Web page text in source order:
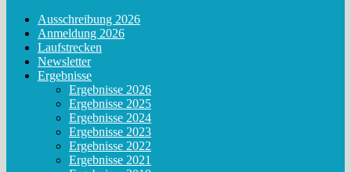
Ausschreibung 2026
Anmeldung 2026
Laufstrecken
Newsletter
Ergebnisse
Ergebnisse 2026
Ergebnisse 2025
Ergebnisse 2024
Ergebnisse 2023
Ergebnisse 2022
Ergebnisse 2021